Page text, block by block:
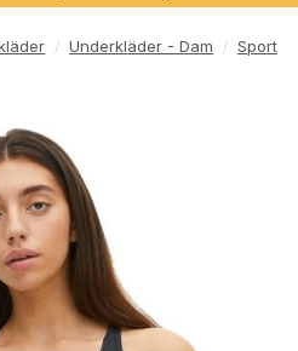
/ Underkläder - Dam / Sport